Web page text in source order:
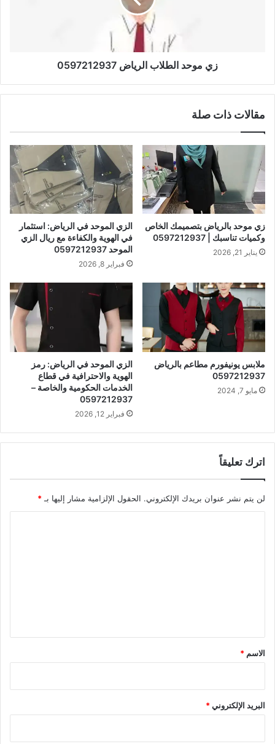
زي موحد الطلاب الرياض 0597212937
مقالات ذات صلة
زي موحد بالرياض بتصميمك الخاص
وكميات تناسبك | 0597212937
يناير 21, 2026
الزي الموحد في الرياض: استثمار
في الهوية والكفاءة مع ريال الزي
الموحد 0597212937
فبراير 8, 2026
ملابس يونيفورم مطاعم بالرياض
0597212937
مايو 7, 2024
الزي الموحد في الرياض: رمز
الهوية والاحترافية في قطاع
الخدمات الحكومية والخاصة –
0597212937
فبراير 12, 2026
اترك تعليقاً
لن يتم نشر عنوان بريدك الإلكتروني. الحقول الإلزامية مشار إليها بـ*
*
الاسم *
البريد الإلكتروني*